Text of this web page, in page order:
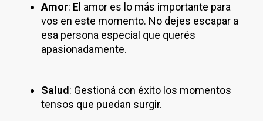
Amor: El amor es lo más importante para
vos en este momento. No dejes escapar a
esa persona especial que querés
apasionadamente.
Salud : Gestioná con éxito los momentos
tensos que puedan surgir.